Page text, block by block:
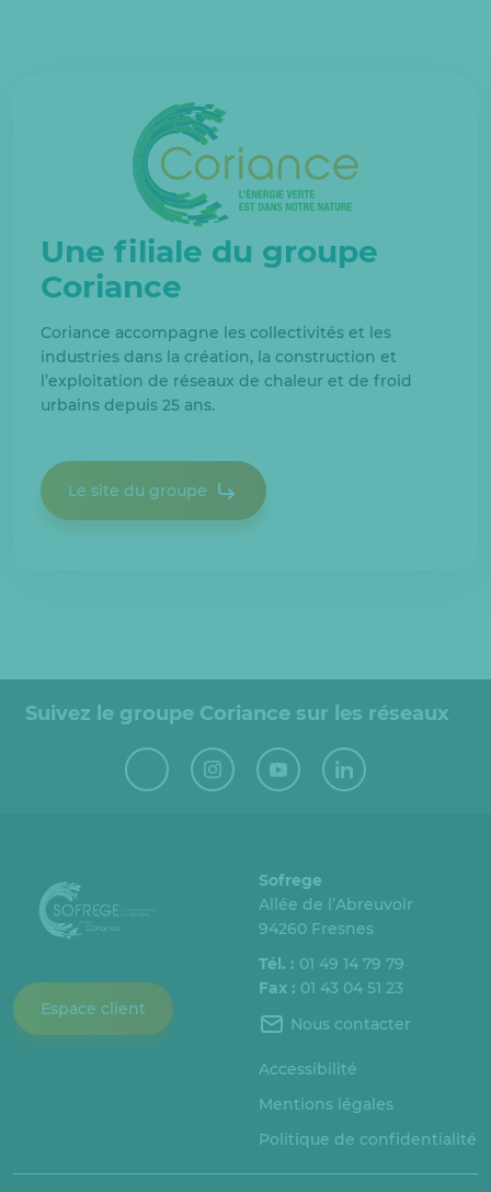
Une filiale du groupe
Coriance
Coriance accompagne les collectivités et les
industries dans la création, la construction et
l’exploitation de réseaux de chaleur et de froid
urbains depuis 25 ans.
Le site du groupe
Suivez le groupe Coriance sur les réseaux
Espace client
Sofrege
Allée de l’Abreuvoir
94260 Fresnes
Tél. : 01 49 14 79 79
Fax : 01 43 04 51 23
Nous contacter
Accessibilité
Mentions légales
Politique de confidentialité